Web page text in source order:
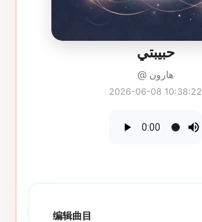
حبيبتي
@ هارون
2026-06-08 10:38:22
编辑曲目